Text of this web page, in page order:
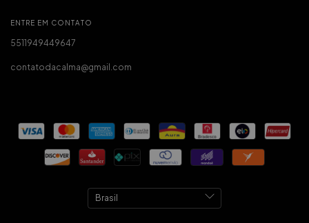
ENTRE EM CONTATO
5511949449647
contatodacalma@gmail.com